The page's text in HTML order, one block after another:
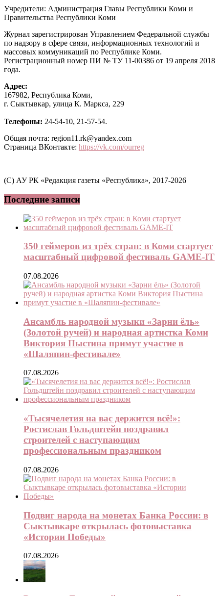
Учредители: Администрация Главы Республики Коми и
Правительства Республики Коми
Журнал зарегистрирован Управлением Федеральной службы
по надзору в сфере связи, информационных технологий и
массовых коммуникаций по Республике Коми.
Регистрационный номер ПИ № ТУ 11-00386 от 19 апреля 2018
года.
Адрес:
167982, Республика Коми,
г. Сыктывкар, улица К. Маркса, 229
Телефоны: 24-54-10, 21-57-54.
Общая почта: region11.rk@yandex.com
Страница ВКонтакте: https://vk.com/ourreg
(C) АУ РК «Редакция газеты «Республика», 2017-2026
Последние записи
350 геймеров из трёх стран: в Коми стартует
масштабный цифровой фестиваль GAME-IT
07.08.2026
Ансамбль народной музыки «Зарни ёль»
(Золотой ручей) и народная артистка Коми
Виктория Пыстина примут участие в
«Шаляпин-фестивале»
07.08.2026
«Тысячелетия на вас держится всё!»:
Ростислав Гольдштейн поздравил
строителей с наступающим
профессиональным праздником
07.08.2026
Подвиг народа на монетах Банка России: в
Сыктывкаре открылась фотовыставка
«Истории Победы»
07.08.2026